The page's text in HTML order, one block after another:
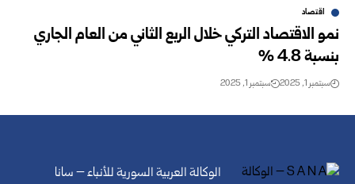
اقتصاد
نمو الاقتصاد التركي خلال الربع الثاني من العام الجاري
بنسبة 4.8 %
سبتمبر 1, 2025 سبتمبر 1, 2025
الوكالة العربية السورية للأنباء – سانا